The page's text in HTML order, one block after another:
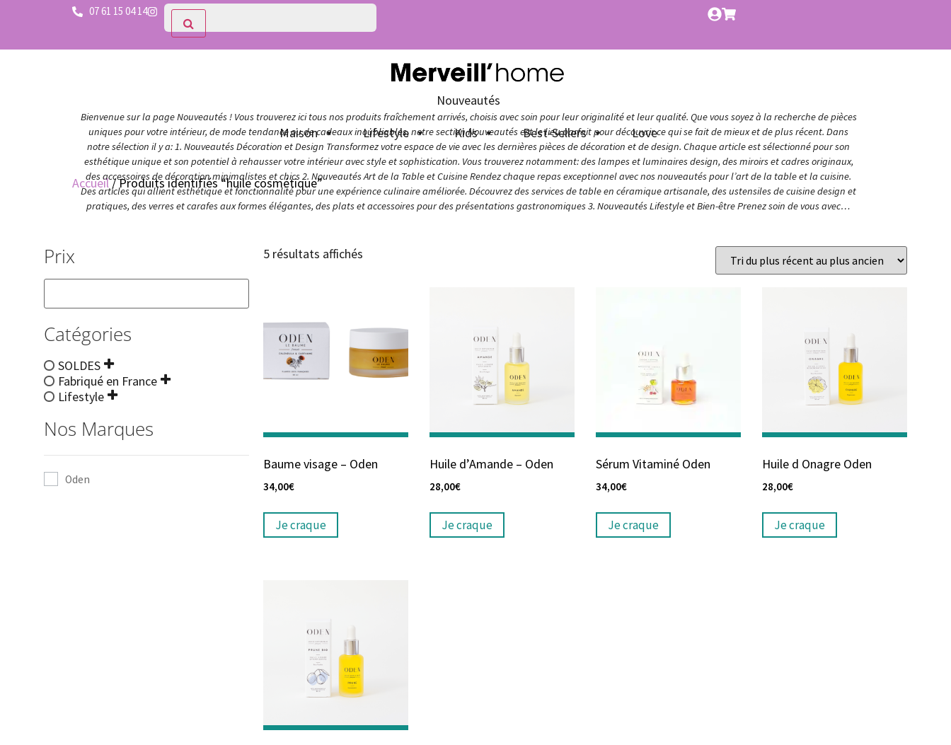
07 61 15 04 14
Nouveautés
Bienvenue sur la page Nouveautés ! Vous trouverez ici tous nos produits fraîchement arrivés, choisis avec soin pour leur originalité et leur qualité. Que vous soyez à la recherche de pièces
uniques pour votre intérieur, de mode tendance ou de cadeaux inoubliables, notre section Nouveautés est le lieu parfait pour découvrir ce qui se fait de mieux et de plus récent. Dans
notre sélection il y a: 1. Nouveautés Décoration et Design Transformez votre espace de vie avec les dernières pièces de décoration et de design. Chaque article est sélectionné pour son
esthétique unique et son potentiel à rehausser votre intérieur avec style et sophistication. Vous trouverez notamment: des lampes et luminaires design, des miroirs et cadres originaux,
des accessoires de décoration minimalistes et chics 2. Nouveautés Art de la Table et Cuisine Rendez chaque repas exceptionnel avec nos nouveautés pour l’art de la table et la cuisine.
Des articles qui allient esthétique et fonctionnalité pour une expérience culinaire améliorée. Découvrez des services de table en céramique artisanale, des ustensiles de cuisine design et
pratiques, des verres et carafes aux formes élégantes, des plats et accessoires pour des présentations gastronomiques 3. Nouveautés Lifestyle et Bien-être Prenez soin de vous avec…
Maison Lifestyle Kids Best-Sellers Love
Accueil/ Produits identifiés “huile cosmétique”
Prix
Catégories
SOLDES
Fabriqué en France
Lifestyle
Nos Marques
Oden
5 résultats affichés
Baume visage – Oden
34,00€
Je craque
Huile d’Amande – Oden
28,00€
Je craque
Sérum Vitaminé Oden
34,00€
Je craque
Huile d Onagre Oden
28,00€
Je craque